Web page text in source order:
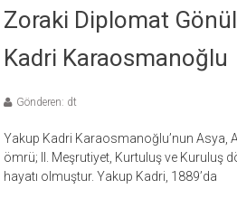
Zoraki Diplomat
Kadri Karaosmanoğlu
Gönderen: dt
Yakup Kadri Karaosmanoğlu’nun Asya,
ömrü; II. Meşrutiyet, Kurtuluş ve Kuruluş
hayatı olmuştur. Yakup Kadri, 1889’da